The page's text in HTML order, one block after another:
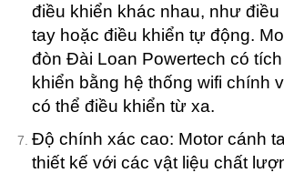
điều khiển khác nhau, như điều
tay hoặc điều khiển tự động.
đòn Đài Loan Powertech có
khiển bằng hệ thống wifi chính
có thể điều khiển từ xa.
Độ chính xác cao: Motor cánh
thiết kế với các vật liệu chất